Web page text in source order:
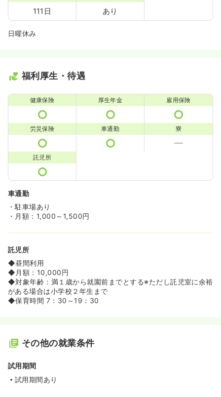
111日 あり
日曜休み
福利厚生・待遇
健康保険 厚生年金 雇用保険
労災保険 車通勤 寮
託児所
車通勤
・駐車場あり
・月額：1,000～1,500円
託児所
◆昼間利用
◆月額：10,000円
◆対象年齢：満１歳から就園前までとする※ただし託児室に余裕
がある場合は小学校２年生まで
◆保育時間 7：30～19：30
その他の就業条件
試用期間
試用期間あり